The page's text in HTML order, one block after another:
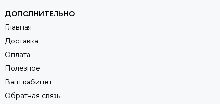
ДОПОЛНИТЕЛЬНО
Главная
Доставка
Оплата
Полезное
Ваш кабинет
Обратная связь